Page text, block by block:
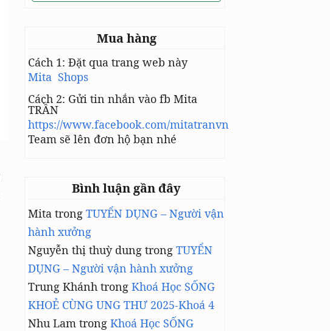
Mua hàng
Cách 1: Đặt qua trang web này
Mita Shops
Cách 2: Gửi tin nhắn vào fb Mita
TRẦN
https://www.facebook.com/mitatranvn
Team sẽ lên đơn hộ bạn nhé
Bình luận gần đây
Mita trong TUYỂN DỤNG – Người vận
hành xưởng
Nguyễn thị thuỳ dung trong TUYỂN
DỤNG – Người vận hành xưởng
Trung Khánh trong Khoá Học SỐNG
KHOẺ CÙNG UNG THƯ 2025-Khoá 4
Nhu Lam trong Khoá Học SỐNG